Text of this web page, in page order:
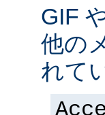
GIF
他の
れて